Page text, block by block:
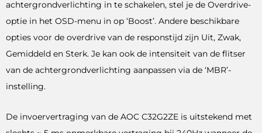
achtergrondverlichting in te schakelen, stel je de Overdrive-
optie in het OSD-menu in op ‘Boost’. Andere beschikbare
opties voor de overdrive van de responstijd zijn Uit, Zwak,
Gemiddeld en Sterk. Je kan ook de intensiteit van de flitser
van de achtergrondverlichting aanpassen via de ‘MBR’-
instelling.
De invoervertraging van de AOC C32G2ZE is uitstekend met